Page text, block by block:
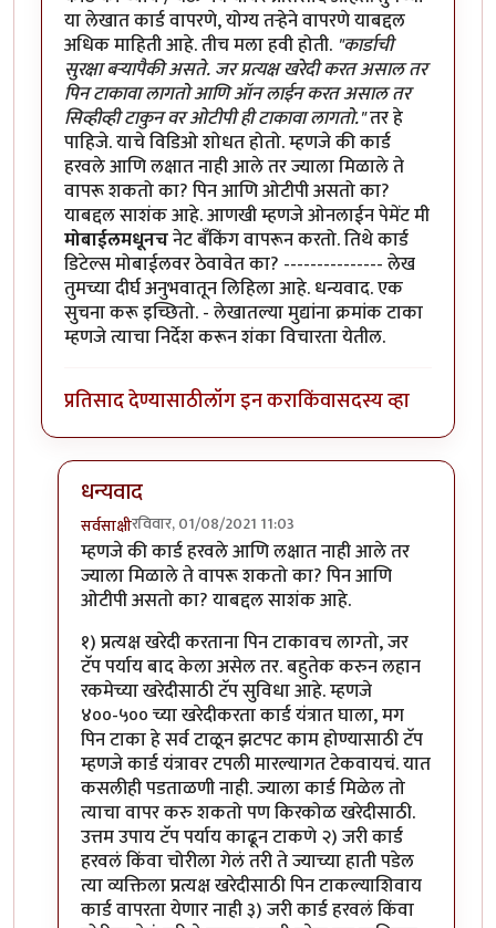
या लेखात कार्ड वापरणे, योग्य तऱ्हेने वापरणे याबद्दल
अधिक माहिती आहे. तीच मला हवी होती. "कार्डाची
सुरक्षा बर्‍यापैकी असते. जर प्रत्यक्ष खरेदी करत असाल तर
पिन टाकावा लागतो आणि ऑन लाईन करत असाल तर
सिव्हीव्ही टाकुन वर ओटीपी ही टाकावा लागतो."तर हे
पाहिजे. याचे विडिओ शोधत होतो. म्हणजे की कार्ड
हरवले आणि लक्षात नाही आले तर ज्याला मिळाले ते
वापरू शकतो का? पिन आणि ओटीपी असतो का?
याबद्दल साशंक आहे. आणखी म्हणजे ओनलाईन पेमेंट मी
मोबाईलमधूनचनेट बँकिंग वापरून करतो. तिथे कार्ड
डिटेल्स मोबाईलवर ठेवावेत का? --------------- लेख
तुमच्या दीर्घ अनुभवातून लिहिला आहे. धन्यवाद. एक
सुचना करू इच्छितो. - लेखातल्या मुद्यांना क्रमांक टाका
म्हणजे त्याचा निर्देश करून शंका विचारता येतील.
प्रतिसाद देण्यासाठीलॉग इन कराकिंवासदस्य व्हा
धन्यवाद
सर्वसाक्षीरविवार, 01/08/2021 11:03
In reply toकामाचा लेख.byकंजूस
म्हणजे की कार्ड हरवले आणि लक्षात नाही आले तर
ज्याला मिळाले ते वापरू शकतो का? पिन आणि
ओटीपी असतो का? याबद्दल साशंक आहे.
१) प्रत्यक्ष खरेदी करताना पिन टाकावच लाग्तो, जर
टॅप पर्याय बाद केला असेल तर. बहुतेक करुन लहान
रकमेच्या खरेदीसाठी टॅप सुविधा आहे. म्हणजे
४००-५०० च्या खरेदीकरता कार्ड यंत्रात घाला, मग
पिन टाका हे सर्व टाळून झटपट काम होण्यासाठी टॅप
म्हणजे कार्ड यंत्रावर टपली मारल्यागत टेकवायचं. यात
कसलीही पडताळणी नाही. ज्याला कार्ड मिळेल तो
त्याचा वापर करु शकतो पण किरकोळ खरेदीसाठी.
उत्तम उपाय टॅप पर्याय काढून टाकणे २) जरी कार्ड
हरवलं किंवा चोरीला गेलं तरी ते ज्याच्या हाती पडेल
त्या व्यक्तिला प्रत्यक्ष खरेदीसाठी पिन टाकल्याशिवाय
कार्ड वापरता येणार नाही ३) जरी कार्ड हरवलं किंवा